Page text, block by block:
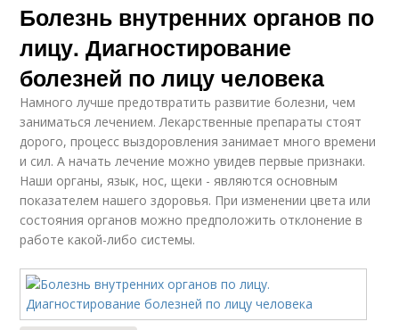
Болезнь внутренних органов по
лицу. Диагностирование
болезней по лицу человека
Намного лучше предотвратить развитие болезни, чем
заниматься лечением. Лекарственные препараты стоят
дорого, процесс выздоровления занимает много времени
и сил. А начать лечение можно увидев первые признаки.
Наши органы, язык, нос, щеки - являются основным
показателем нашего здоровья. При изменении цвета или
состояния органов можно предположить отклонение в
работе какой-либо системы.